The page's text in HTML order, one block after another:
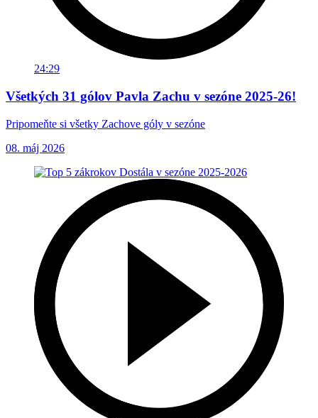
24:29
Všetkých 31 gólov Pavla Zachu v sezóne 2025-26!
Pripomeňte si všetky Zachove góly v sezóne
08. máj 2026